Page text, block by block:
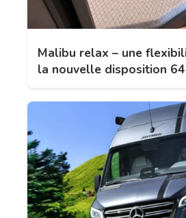
Malibu relax – une
la nouvelle disposition